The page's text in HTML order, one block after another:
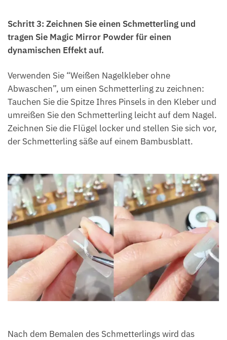
Schritt 3: Zeichnen Sie einen Schmetterling und
tragen Sie Magic Mirror Powder für einen
dynamischen Effekt auf.
Verwenden Sie “Weißen Nagelkleber ohne
Abwaschen”, um einen Schmetterling zu zeichnen:
Tauchen Sie die Spitze Ihres Pinsels in den Kleber und
umreißen Sie den Schmetterling leicht auf dem Nagel.
Zeichnen Sie die Flügel locker und stellen Sie sich vor,
der Schmetterling säße auf einem Bambusblatt.
Nach dem Bemalen des Schmetterlings wird das